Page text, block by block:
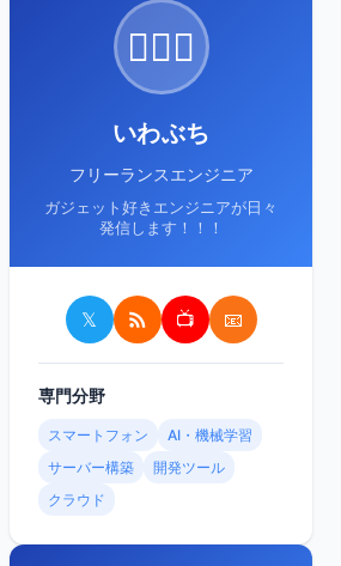
🙋🏻‍♂️
いわぶち
フリーランスエンジニア
ガジェット好きエンジニアが日々
発信します！！！
𝕏 📺 📧
専門分野
スマートフォン
AI・機械学習
サーバー構築
開発ツール
クラウド